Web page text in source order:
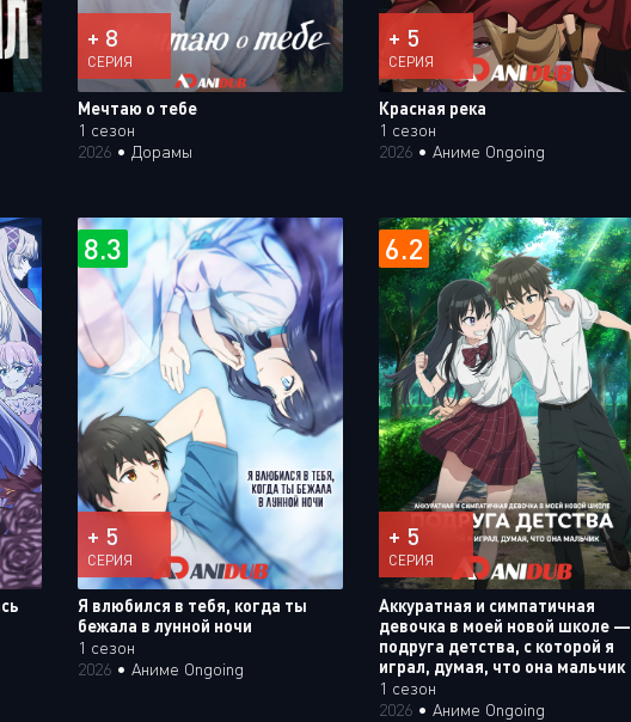
+ 8
СЕРИЯ
Мечтаю о тебе
1 сезон
2026• Дорамы
+ 5
СЕРИЯ
Красная река
1 сезон
2026 •Аниме Ongoing
8.3
+ 5
СЕРИЯ
Я влюбился в тебя, когда ты
бежала в лунной ночи
1 сезон
2026• Аниме Ongoing
6.2
+ 5
СЕРИЯ
Аккуратная и симпатичная
девочка в моей новой школе —
подруга детства, с которой я
играл, думая, что она мальчик
1 сезон
2026 •Аниме Ongoing